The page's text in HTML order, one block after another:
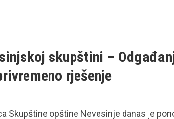
skupštini –
rješenje
Skupštine opštine Nevesinje danas je